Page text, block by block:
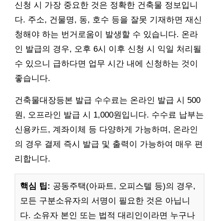
신청 시 가장 중요한 것은 정확한 건축물 정보입니
다. 주소, 건물명, 동, 호수 등을 잘못 기재하면 재신
청해야 하는 번거로움이 발생할 수 있습니다. 온라
인 발급의 경우, 오후 6시 이후 신청 시 익일 처리될
수 있으니 급하다면 업무 시간 내에 신청하는 것이
좋습니다.
건축물대장등본 발급 수수료는 온라인 발급 시 500
원, 오프라인 발급 시 1,000원입니다. 수수료 납부는
신용카드, 계좌이체 등 다양하게 가능하며, 온라인
의 경우 결제 즉시 발급 및 출력이 가능하여 매우 편
리합니다.
핵심 팁: 공동주택(아파트, 오피스텔 등)의 경우,
모든 구분소유자의 서명이 필요한 것은 아닙니
다. 소유자 본인 또는 법적 대리인이라면 누구나